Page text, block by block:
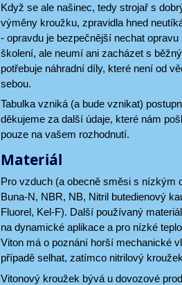
Když se ale našinec, tedy strojař s
výměny kroužku, zpravidla hned
- opravdu je bezpečnější nechat
školení, ale neumí ani zacházet s
potřebuje náhradní díly, které není od
sebou.
Tabulka vzniká (a bude vznikat)
děkujeme za další údaje, které nám
pouze na vašem rozhodnutí.
Materiál
Pro vzduch (a obecně směsi s nízkým
Buna-N, NBR, NB, Nitril butedienový
Fluorel, Kel-F). Další používaný
na dynamické aplikace a pro nízké
Viton má o poznání horší mechanické
případě selhat, zatímco nitrilový
Vitonový kroužek bývá u dovozové